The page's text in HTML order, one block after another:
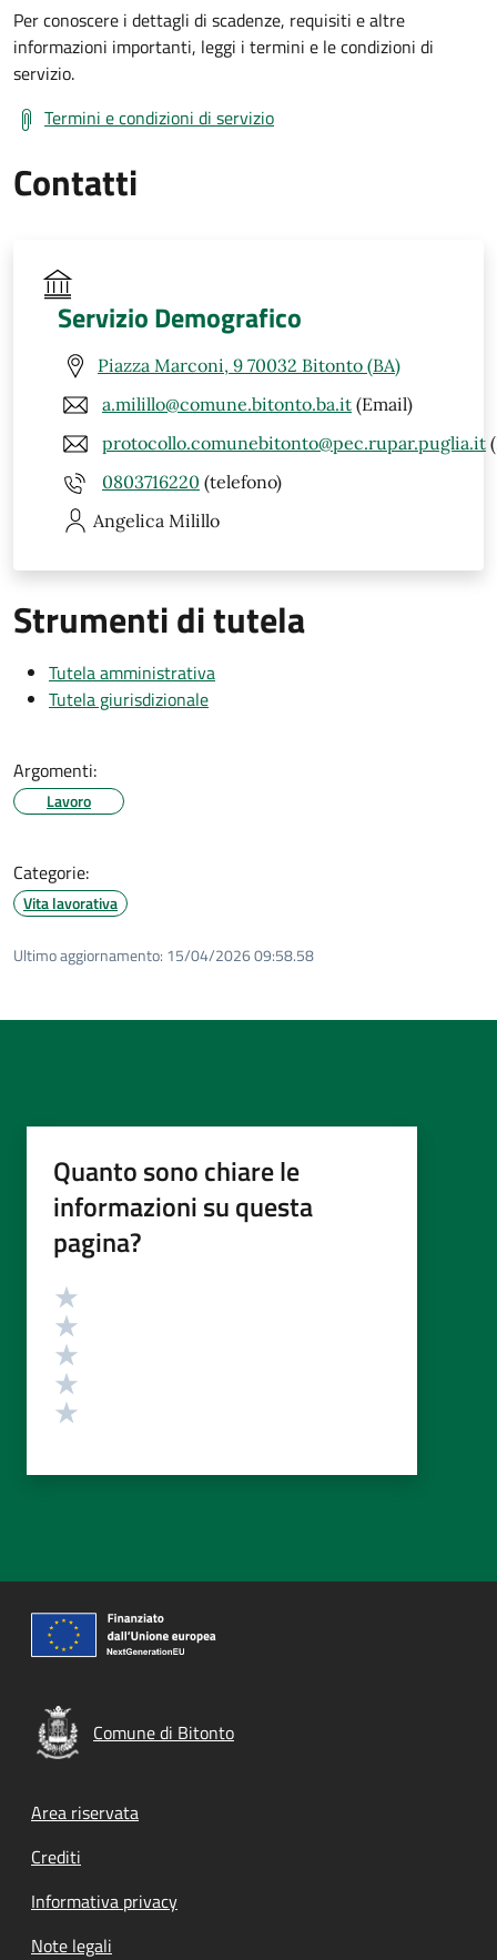
Per conoscere i dettagli di scadenze, requisiti e altre
informazioni importanti, leggi i termini e le condizioni di
servizio.
Termini e condizioni di servizio
Contatti
Servizio Demografico
Piazza Marconi, 9 70032 Bitonto (BA)
a.milillo@comune.bitonto.ba.it (Email)
protocollo.comunebitonto@pec.rupar.puglia.it
0803716220 (telefono)
Angelica Milillo
Strumenti di tutela
Tutela amministrativa
Tutela giurisdizionale
Argomenti:
Lavoro
Categorie:
Vita lavorativa
Ultimo aggiornamento: 15/04/2026 09:58.58
Quanto sono chiare le
informazioni su questa
pagina?
Valutazione
Comune di Bitonto
Footer menu
Area riservata
Crediti
Informativa privacy
Note legali